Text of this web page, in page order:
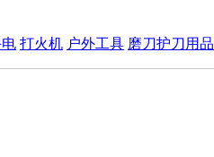
打火机 户外工具 磨刀护刀用品